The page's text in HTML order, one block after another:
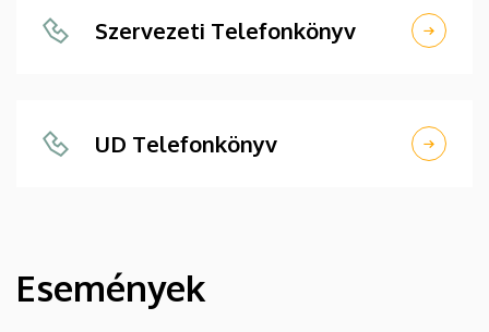
Szervezeti Telefonkönyv
UD Telefonkönyv
Események